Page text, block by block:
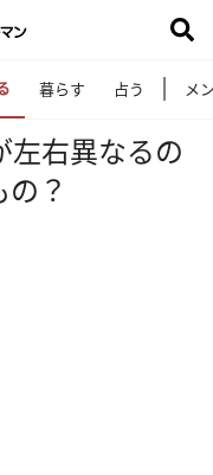
暮らす 占う メ
左右異なるの
？